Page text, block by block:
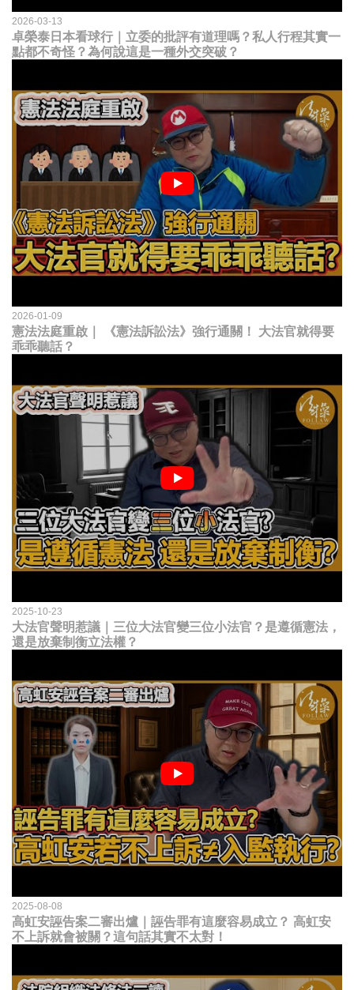
2026-03-13
卓榮泰日本看球行｜立委的批評有道理嗎？私人行程其實一
點都不奇怪？為何說這是一種外交突破？
2026-01-09
憲法法庭重啟｜ 《憲法訴訟法》強行通關！ 大法官就得要
乖乖聽話？
2025-10-23
大法官聲明惹議｜三位大法官變三位小法官？是遵循憲法，
還是放棄制衡立法權？
2025-08-08
高虹安誣告案二審出爐｜誣告罪有這麼容易成立？ 高虹安
不上訴就會被關？這句話其實不太對！